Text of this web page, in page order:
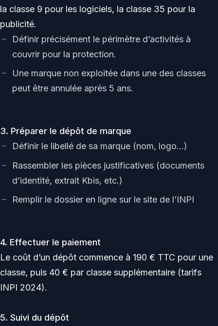
la classe 9 pour les logiciels, la classe 35 pour la
publicité.
Définir précisément le périmètre d’activités à
couvrir pour la protection.
Une marque non exploitée dans une des classes
peut être annulée après 5 ans.
3. Préparer le dépôt de marque
Définir le libellé de sa marque (nom, logo…)
Rassembler les pièces justificatives (documents
d’identité, extrait Kbis, etc.)
Remplir le dossier en ligne sur le site de l’INPI
4. Effectuer le paiement
Le coût d’un dépôt commence à 190 € TTC pour une
classe, puis 40 € par classe supplémentaire (tarifs
INPI 2024).
5. Suivi du dépôt